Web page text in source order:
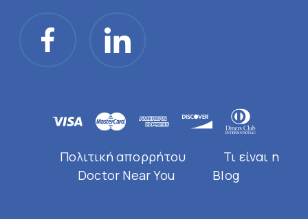
Πολιτική απορρήτου
Τι είναι η
Doctor Near You
Blog